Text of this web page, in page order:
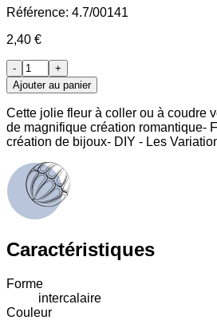
Référence: 4.7/00141
2,40 €
-
+
Ajouter au panier
Cette jolie fleur à coller ou à coudre
de magnifique création romantique-
création de bijoux- DIY - Les
Caractéristiques
Forme
intercalaire
Couleur